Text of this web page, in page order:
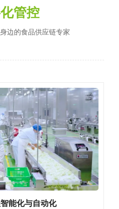
管控
边的⻝品供应链专家
能化与自动化